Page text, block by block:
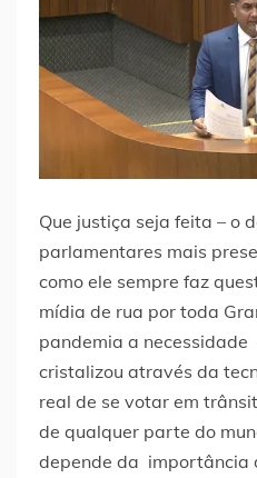
Que justiça seja feita – o
parlamentares mais
como ele sempre faz
mídia de rua por toda
pandemia a
cristalizou através da
real de se votar em
de qualquer parte do
depende da importância